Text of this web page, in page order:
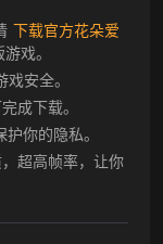
下载官方花朵爱
戏。
安全。
成下载。
你的隐私。
超高帧率，让你